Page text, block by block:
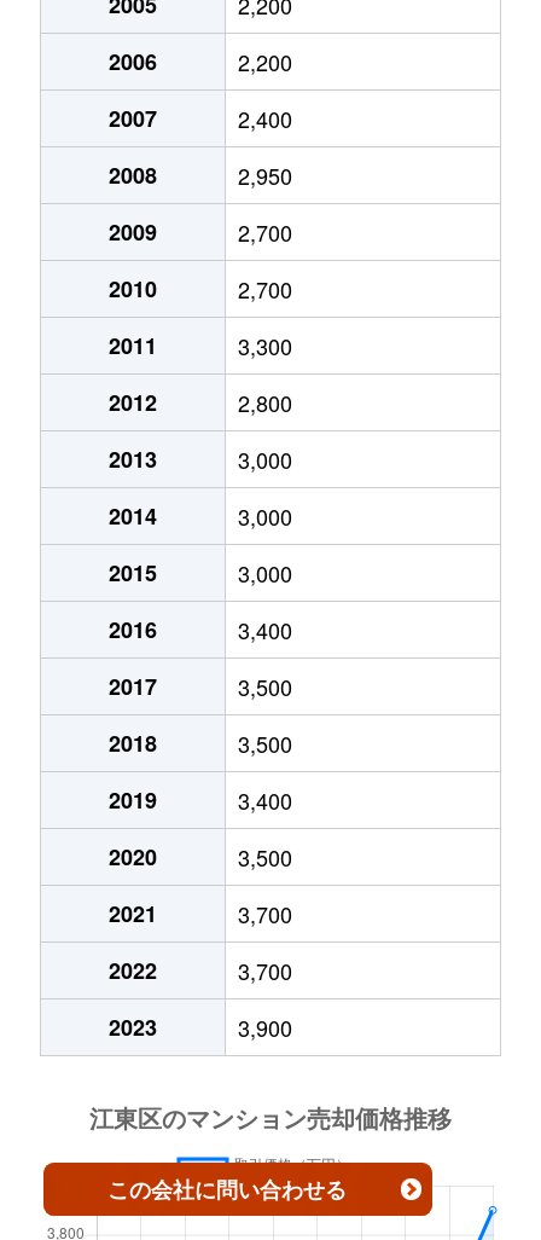
8,100万円
7,000万円
5,600万円
8,000万円
8,600万円
6,600万円
6,500万円
7,600万円
6,900万円
6,200万円
5,300万円
7,500万円
5,800万円
2,400万円
8,700万円
9,400万円
7,700万円
10,000万円
有明
5,000万円 有明テニスの森
有明
6,600万円 有明テニスの森
有明
6,000万円 有明テニスの森 徒歩
2006
2,200
2007
2,400
2008
2,950
2009
2,700
2010
2,700
2011
3,300
2012
2,800
2013
3,000
2014
3,000
2015
3,000
2016
3,400
2017
3,500
2018
3,500
2019
3,400
2020
3,500
2021
3,700
2022
3,700
2023
3,900
この会社に問い合わせる